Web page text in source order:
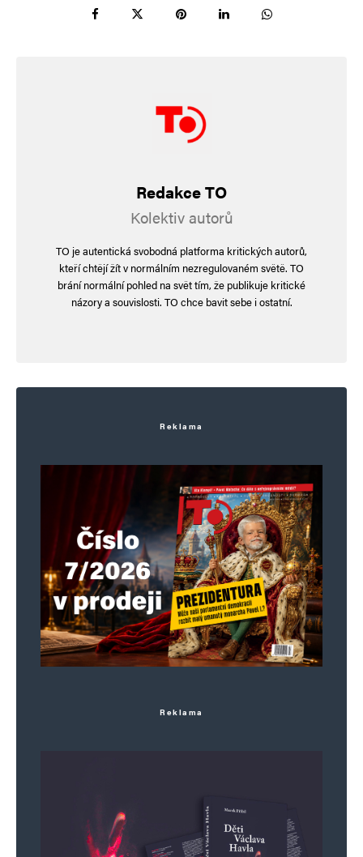
odpovídalo podle smrdutého příspěvku…
Cimbál je lhář a Tarabová je
zlodějka
27. 6. 2025 (6:14)
Odpovědět
https://messerinzidenz.de/
Napsat komentář
Vaše e-mailová adresa nebude zveřejněna.Vyžadované informace jsou
označeny *
Komentář*
Redakce TO
Kolektiv autorů
TO je autentická svobodná platforma kritických autorů,
kteří chtějí žít v normálním nezregulovaném světě. TO
brání normální pohled na svět tím, že publikuje kritické
názory a souvislosti. TO chce bavit sebe i ostatní.
Reklama
Reklama